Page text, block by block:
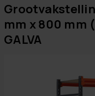
mm x 800 mm
GALVA